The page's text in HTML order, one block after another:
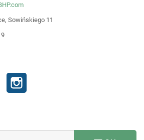
Sowińskiego 11
Pinterest